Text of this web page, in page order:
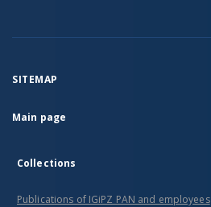
SITEMAP
Main page
Collections
Publications of IGiPZ PAN and employees